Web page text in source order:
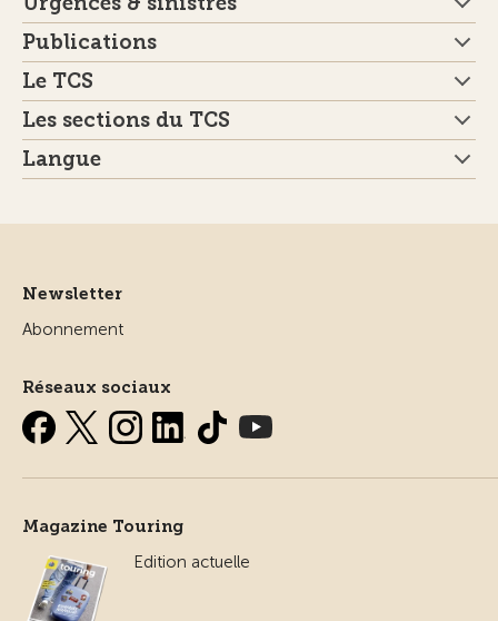
Publications
Le TCS
Les sections du TCS
Langue
Newsletter
Abonnement
Réseaux sociaux
Magazine Touring
Edition actuelle